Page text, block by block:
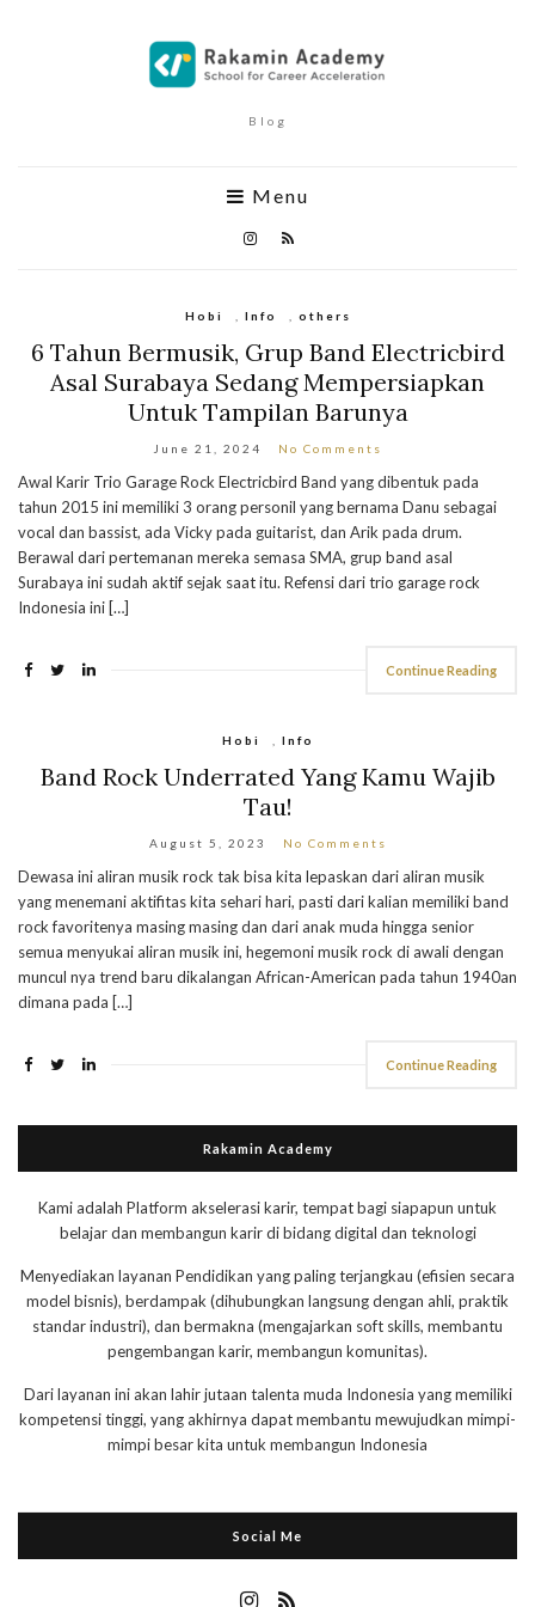
Blog
Menu
Hobi Info others
6 Tahun Bermusik, Grup Band Electricbird
Asal Surabaya Sedang Mempersiapkan
Untuk Tampilan Barunya
June 21, 2024 No Comments
Awal Karir Trio Garage Rock Electricbird Band yang dibentuk pada
tahun 2015 ini memiliki 3 orang personil yang bernama Danu sebagai
vocal dan bassist, ada Vicky pada guitarist, dan Arik pada drum.
Berawal dari pertemanan mereka semasa SMA, grup band asal
Surabaya ini sudah aktif sejak saat itu. Refensi dari trio garage rock
Indonesia ini […]
Continue Reading
Hobi Info
Band Rock Underrated Yang Kamu Wajib
Tau!
August 5, 2023 No Comments
Dewasa ini aliran musik rock tak bisa kita lepaskan dari aliran musik
yang menemani aktifitas kita sehari hari, pasti dari kalian memiliki band
rock favoritenya masing masing dan dari anak muda hingga senior
semua menyukai aliran musik ini, hegemoni musik rock di awali dengan
muncul nya trend baru dikalangan African-American pada tahun 1940an
dimana pada […]
Continue Reading
Rakamin Academy
Kami adalah Platform akselerasi karir, tempat bagi siapapun untuk
belajar dan membangun karir di bidang digital dan teknologi
Menyediakan layanan Pendidikan yang paling terjangkau (efisien secara
model bisnis), berdampak (dihubungkan langsung dengan ahli, praktik
standar industri), dan bermakna (mengajarkan soft skills, membantu
pengembangan karir, membangun komunitas).
Dari layanan ini akan lahir jutaan talenta muda Indonesia yang memiliki
kompetensi tinggi, yang akhirnya dapat membantu mewujudkan mimpi-
mimpi besar kita untuk membangun Indonesia
Social Me